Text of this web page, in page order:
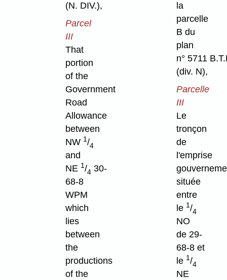
(N. DIV.),
Parcel
III
That
portion
of the
Government
Road
Allowance
between
NW 1/4
and
NE 1/4 30-
68-8
WPM
which
lies
between
the
productions
of the
la
parcelle
B du
plan
n° 5711
(div. N),
Parcelle
III
Le
tronçon
de
l'emprise
située
entre
le 1/4
NO
de 29-
68-8 et
le 1/4
NE